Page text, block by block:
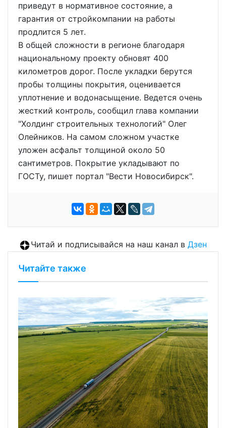
приведут в нормативное состояние, а
гарантия от стройкомпании на работы
продлится 5 лет.
В общей сложности в регионе благодаря
национальному проекту обновят 400
километров дорог. После укладки берутся
пробы толщины покрытия, оценивается
уплотнение и водонасыщение. Ведется очень
жесткий контроль, сообщил глава компании
"Холдинг строительных технологий" Олег
Олейников. На самом сложном участке
уложен асфальт толщиной около 50
сантиметров. Покрытие укладывают по
ГОСТу, пишет портал "Вести Новосибирск".
Читай и подписывайся на наш канал в Дзен
Читайте также